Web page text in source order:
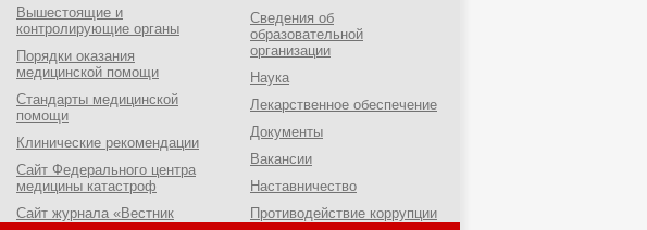
Вышестоящие и
контролирующие органы
Порядки оказания
медицинской помощи
Стандарты медицинской
помощи
Клинические рекомендации
Сайт Федерального центра
медицины катастроф
Сайт журнала «Вестник
Сведения об
образовательной
организации
Наука
Лекарственное обеспечение
Документы
Вакансии
Наставничество
Противодействие коррупции